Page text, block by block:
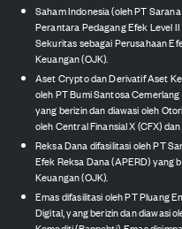
Saham Indonesia (oleh PT
Perantara Pedagang Efek Level
Sekuritas sebagai Perusahaan
Keuangan (OJK).
Aset Crypto dan Derivatif Aset
oleh PT Bumi Santosa
yang berizin dan diawasi oleh
oleh Central Finansial X (CFX)
Reksa Dana difasilitasi oleh PT
Efek Reksa Dana (APERD) yang
Keuangan (OJK).
Emas difasilitasi oleh PT Pluang
Digital, yang berizin dan diawasi